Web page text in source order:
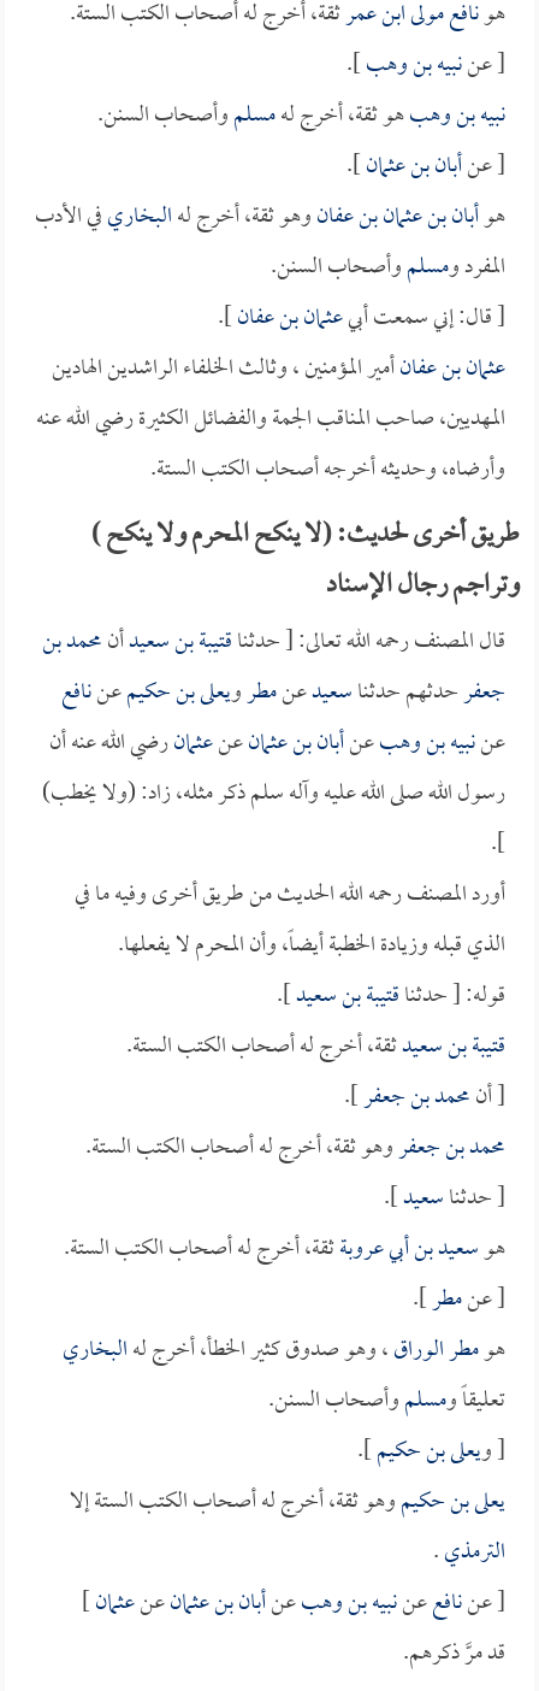
هونافع مولى ابن عمرثقة، أخرج له أصحاب الكتب الستة.
[ عننبيه بن وهب].
نبيه بن وهبهو ثقة، أخرج لهمسلموأصحاب السنن.
[ عنأبان بن عثمان].
هوأبان بن عثمان بن عفانوهو ثقة، أخرج لهالبخاريفي الأدب
المفرد ومسلموأصحاب السنن.
[ قال: إني سمعت أبيعثمان بن عفان].
عثمان بن عفانأمير المؤمنين ، وثالث الخلفاء الراشدين الهادين
المهديين، صاحب المناقب الجمة والفضائل الكثيرة رضي الله عنه
وأرضاه، وحديثه أخرجه أصحاب الكتب الستة.
طريق أخرى لحديث: (لا ينكح المحرم ولا ينكح )
وتراجم رجال الإسناد
قال المصنف رحمه الله تعالى: [ حدثناقتيبة بن سعيدأنمحمد بن
جعفرحدثهم حدثناسعيدعنمطرويعلى بن حكيمعننافع
عننبيه بن وهبعنأبان بن عثمانعنعثمانرضي الله عنه أن
رسول الله صلى الله عليه وآله سلم ذكر مثله، زاد: (ولا يخطب)
].
أورد المصنف رحمه الله الحديث من طريق أخرى وفيه ما في
الذي قبله وزيادة الخطبة أيضاً، وأن المحرم لا يفعلها.
قوله: [ حدثناقتيبة بن سعيد].
قتيبة بن سعيدثقة، أخرج له أصحاب الكتب الستة.
[ أنمحمد بن جعفر].
محمد بن جعفروهو ثقة، أخرج له أصحاب الكتب الستة.
[ حدثناسعيد].
هوسعيد بن أبي عروبةثقة، أخرج له أصحاب الكتب الستة.
[ عنمطر].
هومطر الوراق، وهو صدوق كثير الخطأ، أخرج لهالبخاري
تعليقاً ومسلموأصحاب السنن.
[ ويعلى بن حكيم].
يعلى بن حكيموهو ثقة، أخرج له أصحاب الكتب الستة إلا
الترمذي.
[ عننافععننبيه بن وهبعنأبان بن عثمانعنعثمان]
قد مرَّ ذكرهم.